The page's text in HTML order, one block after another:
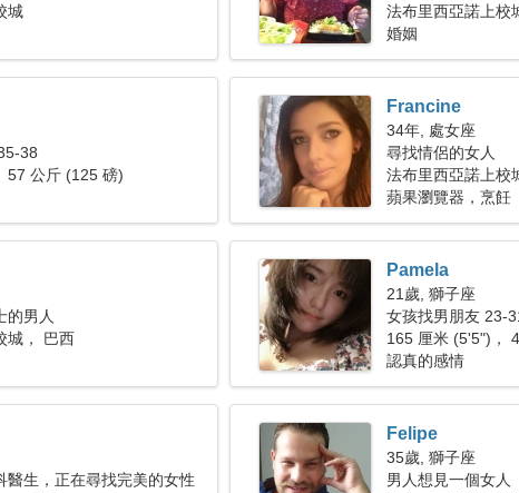
城
法布里西亞諾上校
婚姻
38
57 公斤 (125 磅)
Francine
34年, 處女座
尋找情侶的女人
法布里西亞諾上校
蘋果瀏覽器，烹飪
的男人
城， 巴西
Pamela
21歲, 獅子座
女孩找男朋友 23-
165 厘米 (5'5")，
認真的感情
醫生，正在尋找完美的女性
Felipe
35歲, 獅子座
男人想見一個女人